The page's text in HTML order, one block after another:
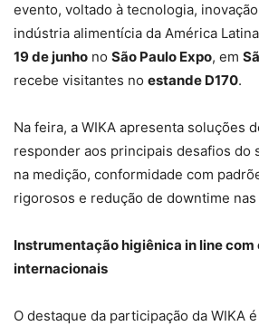
evento, voltado à tecnologia,
indústria alimentícia da América
19 de junho no São Paulo Expo, em
recebe visitantes no estande D170.
Na feira, a WIKA apresenta soluções
responder aos principais desafios do
na medição, conformidade com
rigorosos e redução de downtime
Instrumentação higiênica in line
internacionais
O destaque da participação da WIKA